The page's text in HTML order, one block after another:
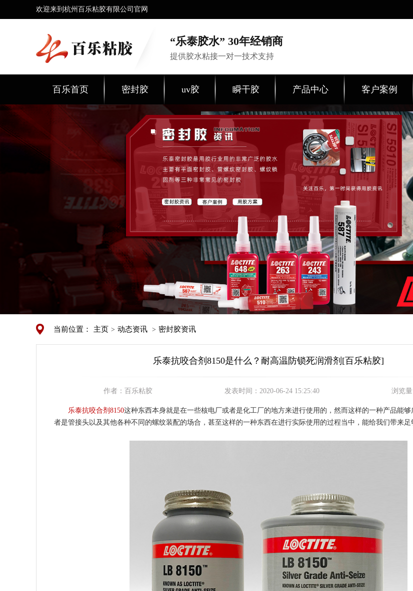
欢迎来到杭州百乐粘胶有限公司官网
“乐泰胶水” 30年经销商
提供胶水粘接一对一技术支持
百乐首页 密封胶 uv胶 瞬干胶 产品中心 客户案例
当前位置： 主页 > 动态资讯 > 密封胶资讯
乐泰抗咬合剂8150是什么？耐高温防锁死润滑剂[百乐粘胶]
作者： 百乐粘胶 发表时间： 2020-06-24 15:25:40 浏览量
乐泰抗咬合剂8150这种东西本身就是在一些核电厂或者是化工厂的地方来进行使用的，然而这样的一种产品能
者是管接头以及其他各种不同的螺纹装配的场合，甚至这样的一种东西在进行实际使用的过程当中，能给我们带来足